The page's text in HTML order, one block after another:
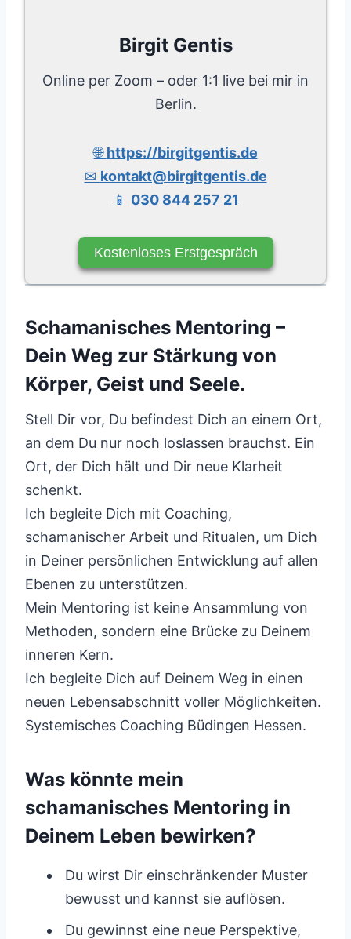
Birgit Gentis
Online per Zoom – oder 1:1 live bei mir in
Berlin.
🌐https://birgitgentis.de
✉ kontakt@birgitgentis.de
📱 030 844 257 21
Kostenloses Erstgespräch
Schamanisches Mentoring –
Dein Weg zur Stärkung von
Körper, Geist und Seele.
Stell Dir vor, Du befindest Dich an einem Ort,
an dem Du nur noch loslassen brauchst. Ein
Ort, der Dich hält und Dir neue Klarheit
schenkt.
Ich begleite Dich mit Coaching,
schamanischer Arbeit und Ritualen, um Dich
in Deiner persönlichen Entwicklung auf allen
Ebenen zu unterstützen.
Mein Mentoring ist keine Ansammlung von
Methoden, sondern eine Brücke zu Deinem
inneren Kern.
Ich begleite Dich auf Deinem Weg in einen
neuen Lebensabschnitt voller Möglichkeiten.
Systemisches Coaching Büdingen Hessen.
Was könnte mein
schamanisches Mentoring in
Deinem Leben bewirken?
Du wirst Dir einschränkender Muster
bewusst und kannst sie auflösen.
Du gewinnst eine neue Perspektive,